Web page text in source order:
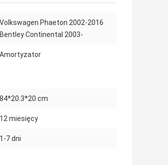
Volkswagen Phaeton 2002-2016
Bentley Continental 2003-
Amortyzator
84*20.3*20 cm
12 miesięcy
1-7 dni